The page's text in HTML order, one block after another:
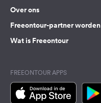
Over ons
Freeontour-partner worden
Wat is Freeontour
FREEONTOUR APPS